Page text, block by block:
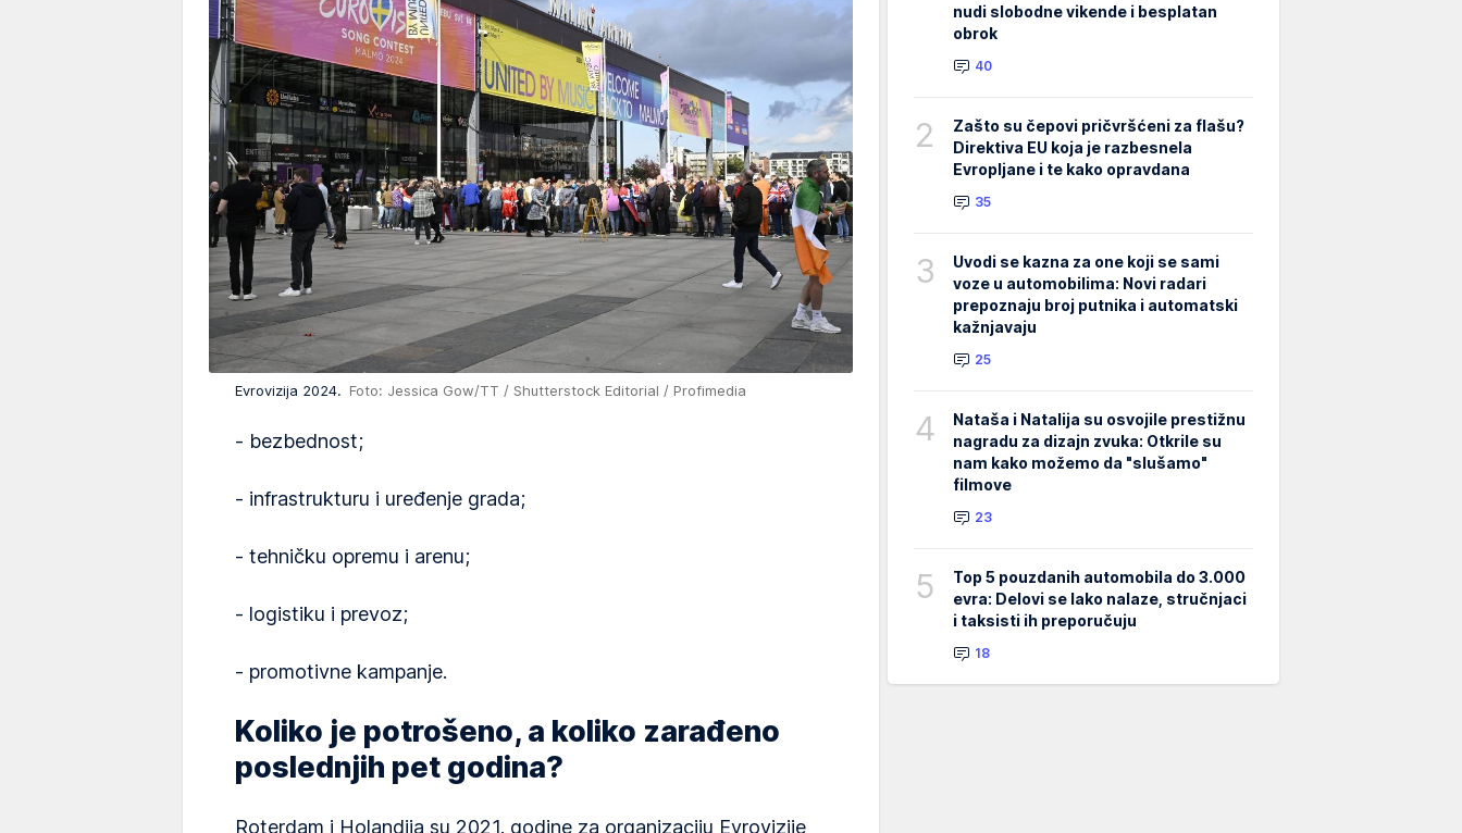
Evrovizija 2024. Foto: Jessica Gow/TT / Shutterstock Editorial / Profimedia
- bezbednost;
- infrastrukturu i uređenje grada;
- tehničku opremu i arenu;
- logistiku i prevoz;
- promotivne kampanje.
Koliko je potrošeno, a koliko zarađeno
poslednjih pet godina?
Roterdam i Holandija su 2021. godine za organizaciju Evrovizije
nudi slobodne vikende i besplatan
obrok
40
2
Zašto su čepovi pričvršćeni za flašu?
Direktiva EU koja je razbesnela
Evropljane i te kako opravdana
35
3
Uvodi se kazna za one koji se sami
voze u automobilima: Novi radari
prepoznaju broj putnika i automatski
kažnjavaju
25
4
Nataša i Natalija su osvojile prestižnu
nagradu za dizajn zvuka: Otkrile su
nam kako možemo da "slušamo"
filmove
23
5
Top 5 pouzdanih automobila do 3.000
evra: Delovi se lako nalaze, stručnjaci
i taksisti ih preporučuju
18